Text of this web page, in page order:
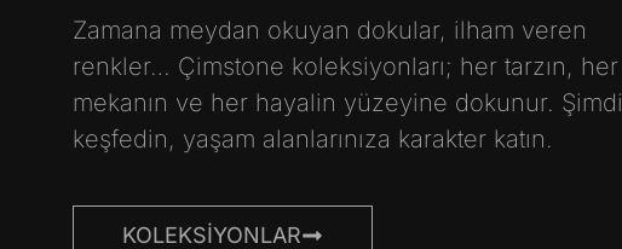
Zamana meydan okuyan dokular, ilham veren
renkler… Çimstone koleksiyonları; her tarzın, her
mekanın ve her hayalin yüzeyine dokunur. Şimdi
keşfedin, yaşam alanlarınıza karakter katın.
KOLEKSIYONLAR